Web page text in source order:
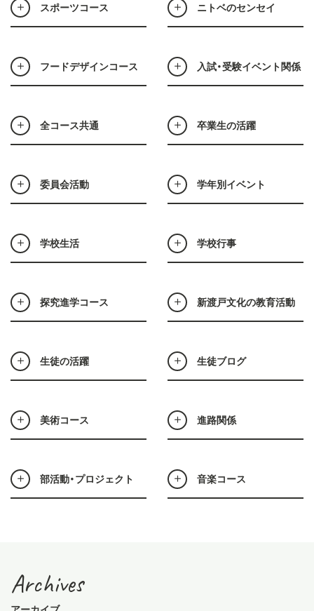
スポーツコース ニトベのセンセイ
フードデザインコース 入試・受験イベント関係
全コース共通 卒業生の活躍
委員会活動 学年別イベント
学校生活 学校行事
探究進学コース 新渡戸文化の教育活動
生徒の活躍 生徒ブログ
美術コース 進路関係
部活動・プロジェクト 音楽コース
Archives